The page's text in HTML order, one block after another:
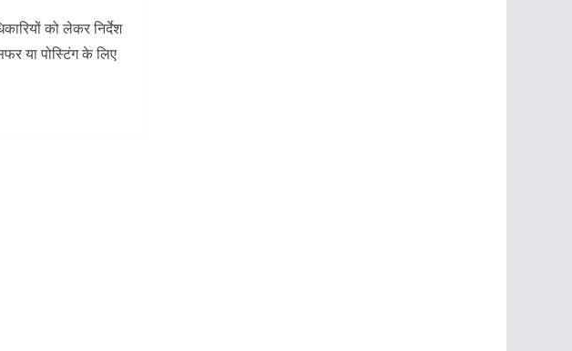
को लेकर निर्देश
या पोस्टिंग के लिए